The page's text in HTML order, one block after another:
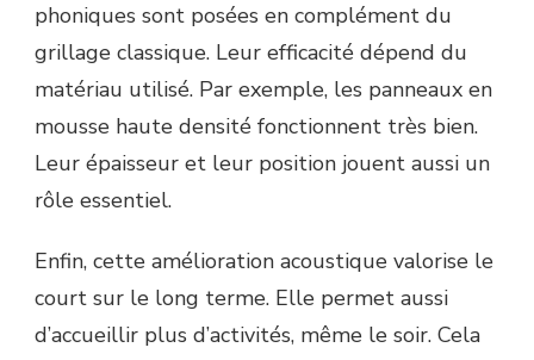
phoniques sont posées en complément du
grillage classique. Leur efficacité dépend du
matériau utilisé. Par exemple, les panneaux en
mousse haute densité fonctionnent très bien.
Leur épaisseur et leur position jouent aussi un
rôle essentiel.
Enfin, cette amélioration acoustique valorise le
court sur le long terme. Elle permet aussi
d’accueillir plus d’activités, même le soir. Cela